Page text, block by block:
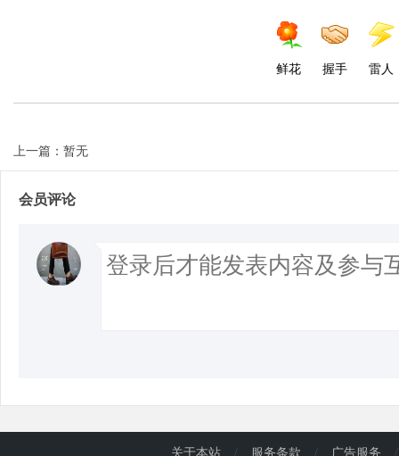
鲜花 握手 雷人
上一篇：暂无
会员评论
关于本站 / 服务条款 / 广告服务 /